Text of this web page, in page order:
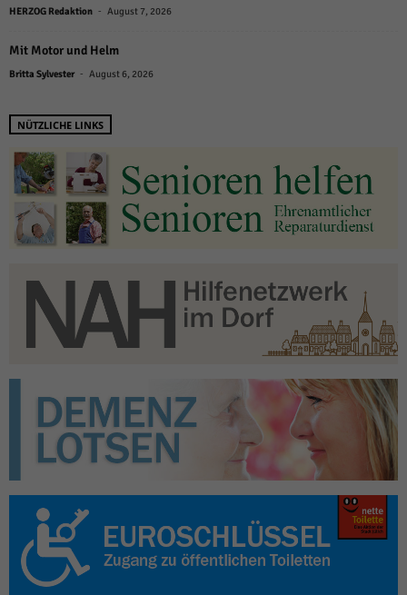
HERZOG Redaktion - August 7, 2026
Mit Motor und Helm
Britta Sylvester - August 6, 2026
NÜTZLICHE LINKS